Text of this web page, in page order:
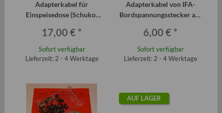
Adapterkabel für
Einspeisedose (Schuko-
Kupplung)
17,00 € *
Sofort verfügbar
Lieferzeit: 2 - 4 Werktage
Adapterkabel von IFA-
Bordspannungsstecker auf
Anzünder)
6,00 € *
Sofort verfügbar
Lieferzeit: 2 - 4 Werktage
AUF LAGER